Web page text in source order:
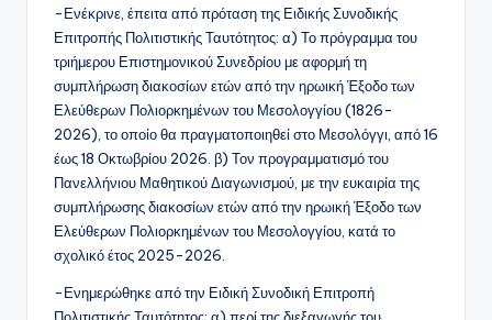
-Ενέκρινε, έπειτα από πρόταση της Ειδικής Συνοδικής
Επιτροπής Πολιτιστικής Ταυτότητος: α) Το πρόγραμμα του
τριήμερου Επιστημονικού Συνεδρίου με αφορμή τη
συμπλήρωση διακοσίων ετών από την ηρωική Έξοδο των
Ελεύθερων Πολιορκημένων του Μεσολογγίου (1826-
2026), το οποίο θα πραγματοποιηθεί στο Μεσολόγγι, από 16
έως 18 Οκτωβρίου 2026. β) Τον προγραμματισμό του
Πανελλήνιου Μαθητικού Διαγωνισμού, με την ευκαιρία της
συμπλήρωσης διακοσίων ετών από την ηρωική Έξοδο των
Ελεύθερων Πολιορκημένων του Μεσολογγίου, κατά το
σχολικό έτος 2025-2026.
-Ενημερώθηκε από την Ειδική Συνοδική Επιτροπή